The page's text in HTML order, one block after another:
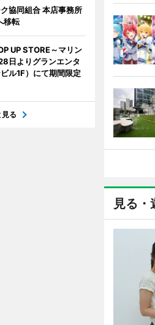
見る・
協同組合 本店事務所
移転
UP STORE～マリン
日よりグランエンタ
ル1F）にて期間限定
見る